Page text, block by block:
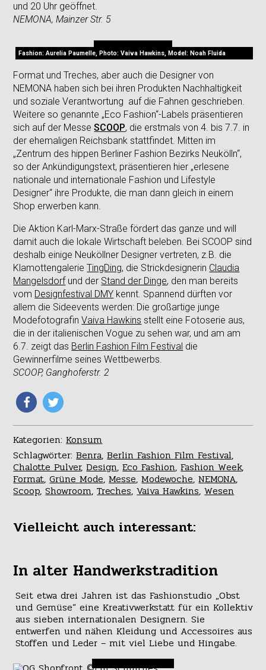
und 20 Uhr geöffnet.
NEMONA, Mainzer Str. 5
Fashion: Aurelia Paumelle, Photo: Vaiva Hawkins, Model: Noah Fluida
Format und Treches, aber auch die Designer von
NEMONA haben sich bei ihren Produkten Nachhaltigkeit
und soziale Verantwortung auf die Fahnen geschrieben.
Weitere so genannte „Eco Fashion“-Labels präsentieren
sich auf der MesseSCOOP, die erstmals von 4. bis 7.7. in
der ehemaligen Reichsbank stattfindet. Mitten im
„Zentrum des hippen Berliner Fashion Bezirks Neukölln“,
so der Ankündigungstext, präsentieren hier „erlesene
nationale und internationale Fashion und Lifestyle
Designer“ ihre Produkte, die man dann gleich in einem
Shop erwerben kann.
Die Aktion Karl-Marx-Straße fördert das ganze und will
damit auch die lokale Wirtschaft beleben. Bei SCOOP sind
deshalb einige Neuköllner Designer vertreten, z.B. die
KlamottengalerieTingDing, die Strickdesignerin Claudia
Mangelsdorfund der Stand der Dinge, den man bereits
vom Designfestival DMY kennt. Spannend dürften vor
allem die Sideevents werden: Die großartige junge
ModefotografinVaiva Hawkins stellt eine Fotoserie aus,
die in der italienischen Vogue zu sehen war, und am am
6.7. zeigt das Berlin Fashion Film Festival die
Gewinnerfilme seines Wettbewerbs.
SCOOP, Ganghoferstr. 2
Kategorien:Konsum
Schlagwörter:Benra,Berlin Fashion Film Festival,
Chalotte Pulver,Design,Eco Fashion,Fashion Week,
Format,Grüne Mode,Messe,Modewoche,NEMONA,
Scoop,Showroom,Treches,Vaiva Hawkins,Wesen
Vielleicht auch interessant:
In alter Handwerkstradition
Seit etwa drei Jahren ist das Fashionstudio „Obst
und Gemüse“ eine Kreativwerkstatt für ein Kollektiv
aus sieben internationalen Designern. Sie
entwerfen und nähen Kleidung und Accessoires aus
Stoffen und Leder – mit viel Liebe und Hingabe.